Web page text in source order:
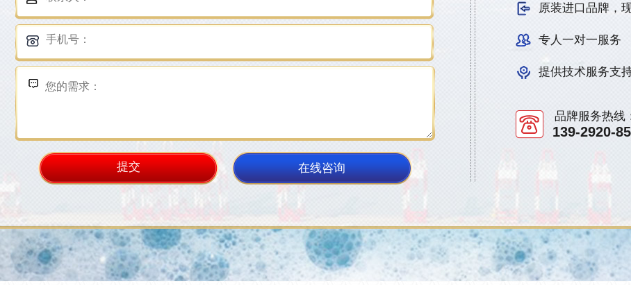
在线咨询
原装进口品牌，
专人一对一服务
提供技术服务支
品牌服务热线
139-2920-